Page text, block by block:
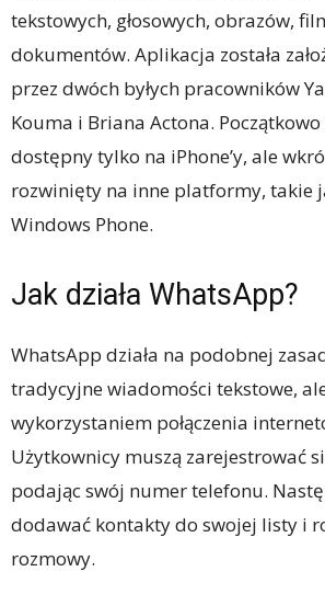
tekstowych, głosowych, obrazów,
dokumentów. Aplikacja została
przez dwóch byłych pracowników
Kouma i Briana Actona.
dostępny tylko na iPhone’y, ale
rozwinięty na inne platformy, takie
Windows Phone.
Jak działa WhatsApp?
WhatsApp działa na podobnej
tradycyjne wiadomości tekstowe,
wykorzystaniem połączenia
Użytkownicy muszą zarejestrować
podając swój numer telefonu.
dodawać kontakty do swojej listy i
rozmowy.